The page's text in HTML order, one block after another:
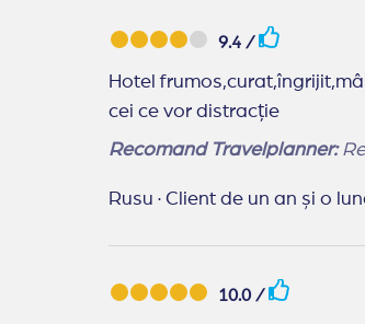
9.4 /
Hotel
cei ce vor distracție
Recomand Travelplanner:
Rusu · Client de un an și o
10.0 /